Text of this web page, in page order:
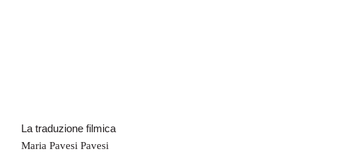
La traduzione filmica
Maria Pavesi Pavesi